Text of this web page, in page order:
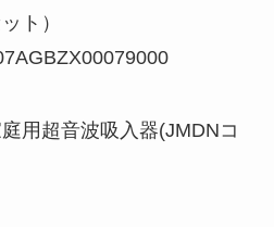
ト）
超音波吸入器(JMDNコ